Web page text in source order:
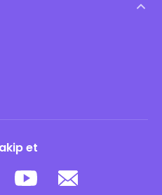
et